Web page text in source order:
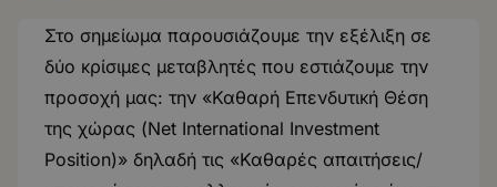
Στο σημείωμα παρουσιάζουμε την εξέλιξη σε
δύο κρίσιμες μεταβλητές που εστιάζουμε την
προσοχή μας: την «Καθαρή Επενδυτική Θέση
της χώρας (Net International Investment
Position)» δηλαδή τις «Καθαρές απαιτήσεις/